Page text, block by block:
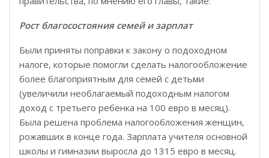
Рост благосостояния семей и зарплат
Были приняты поправки к закону о подоходном
налоге, которые помогли сделать налогообложение
более благоприятным для семей с детьми
(увеличили необлагаемый подоходным налогом
доход с третьего ребенка на 100 евро в месяц).
Была решена проблема налогообложения женщин,
рожавших в конце года. Зарплата учителя основной
школы и гимназии выросла до 1315 евро в месяц.